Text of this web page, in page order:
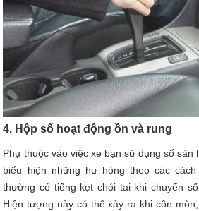
4. Hộp số hoạt động ồn và rung
Phụ thuộc vào việc xe bạn sử dụng số sàn
biểu hiện những hư hỏng theo các
thường có tiếng kẹt chói tai khi chuyển
Hiện tượng này có thể xảy ra khi côn